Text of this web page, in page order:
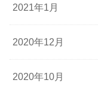
2021年1月
2020年12月
2020年10月